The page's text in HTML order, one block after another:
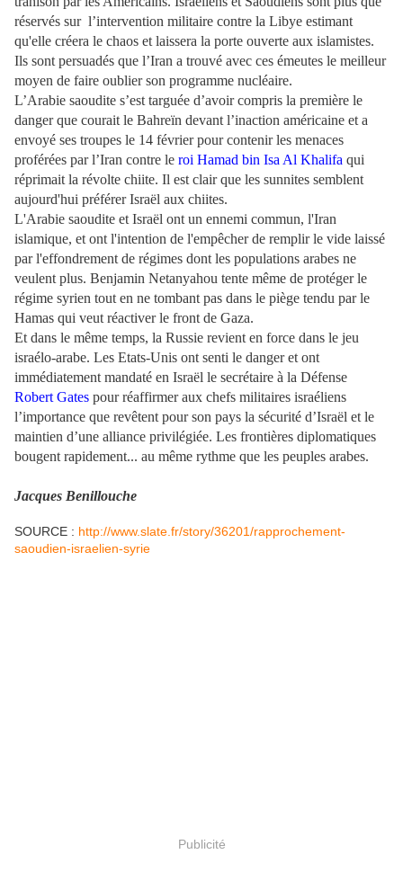
réservés sur l’intervention militaire contre la Libye estimant
qu'elle créera le chaos et laissera la porte ouverte aux islamistes.
Ils sont persuadés que l’Iran a trouvé avec ces émeutes le meilleur
moyen de faire oublier son programme nucléaire.
L’Arabie saoudite s’est targuée d’avoir compris la première le
danger que courait le Bahreïn devant l’inaction américaine et a
envoyé ses troupes le 14 février pour contenir les menaces
proférées par l’Iran contre le roi Hamad bin Isa Al Khalifa qui
réprimait la révolte chiite. Il est clair que les sunnites semblent
aujourd'hui préférer Israël aux chiites.
L'Arabie saoudite et Israël ont un ennemi commun, l'Iran
islamique, et ont l'intention de l'empêcher de remplir le vide laissé
par l'effondrement de régimes dont les populations arabes ne
veulent plus. Benjamin Netanyahou tente même de protéger le
régime syrien tout en ne tombant pas dans le piège tendu par le
Hamas qui veut réactiver le front de Gaza.
Et dans le même temps, la Russie revient en force dans le jeu
israélo-arabe. Les Etats-Unis ont senti le danger et ont
immédiatement mandaté en Israël le secrétaire à la Défense
Robert Gates pour réaffirmer aux chefs militaires israéliens
l’importance que revêtent pour son pays la sécurité d’Israël et le
maintien d’une alliance privilégiée. Les frontières diplomatiques
bougent rapidement... au même rythme que les peuples arabes.
Jacques Benillouche
SOURCE : http://www.slate.fr/story/36201/rapprochement-
saoudien-israelien-syrie
Publicité